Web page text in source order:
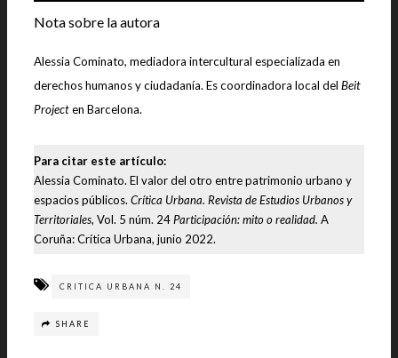
Nota sobre la autora
Alessia Cominato, mediadora intercultural especializada en
derechos humanos y ciudadanía. Es coordinadora local del Beit
Projecten Barcelona.
Para citar este artículo:
Alessia Cominato. El valor del otro entre patrimonio urbano y
espacios públicos. Crítica Urbana. Revista de Estudios Urbanos y
Territoriales, Vol. 5 núm. 24 Participación: mito o realidad. A
Coruña: Crítica Urbana, junio 2022.
CRITICA URBANA N. 24
SHARE